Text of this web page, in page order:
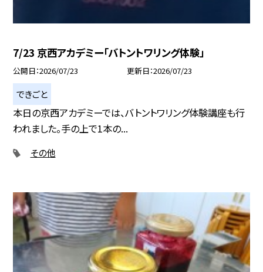
7/23 京西アカデミー「バトントワリング体験」
公開日 2026/07/23 更新日 2026/07/23
できごと
本日の京西アカデミーでは、バトントワリング体験講座も行
われました。手の上で1本の...
その他